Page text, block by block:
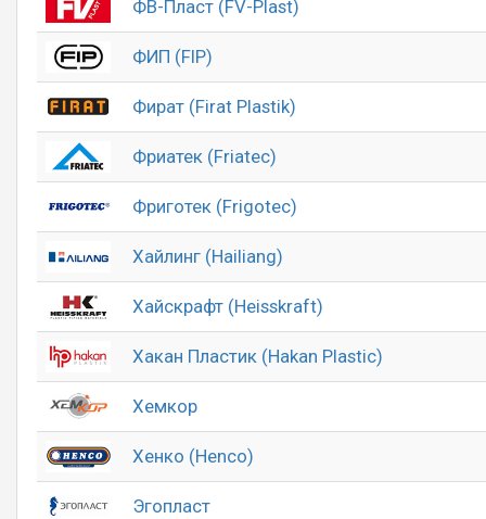
ФВ-Пласт (FV-Plast)
ФИП (FIP)
Фират (Firat Plastik)
Фриатек (Friatec)
Фриготек (Frigotec)
Хайлинг (Hailiang)
Хайскрафт (Heisskraft)
Хакан Пластик (Hakan Plastic)
Хемкор
Хенко (Henco)
Эгопласт